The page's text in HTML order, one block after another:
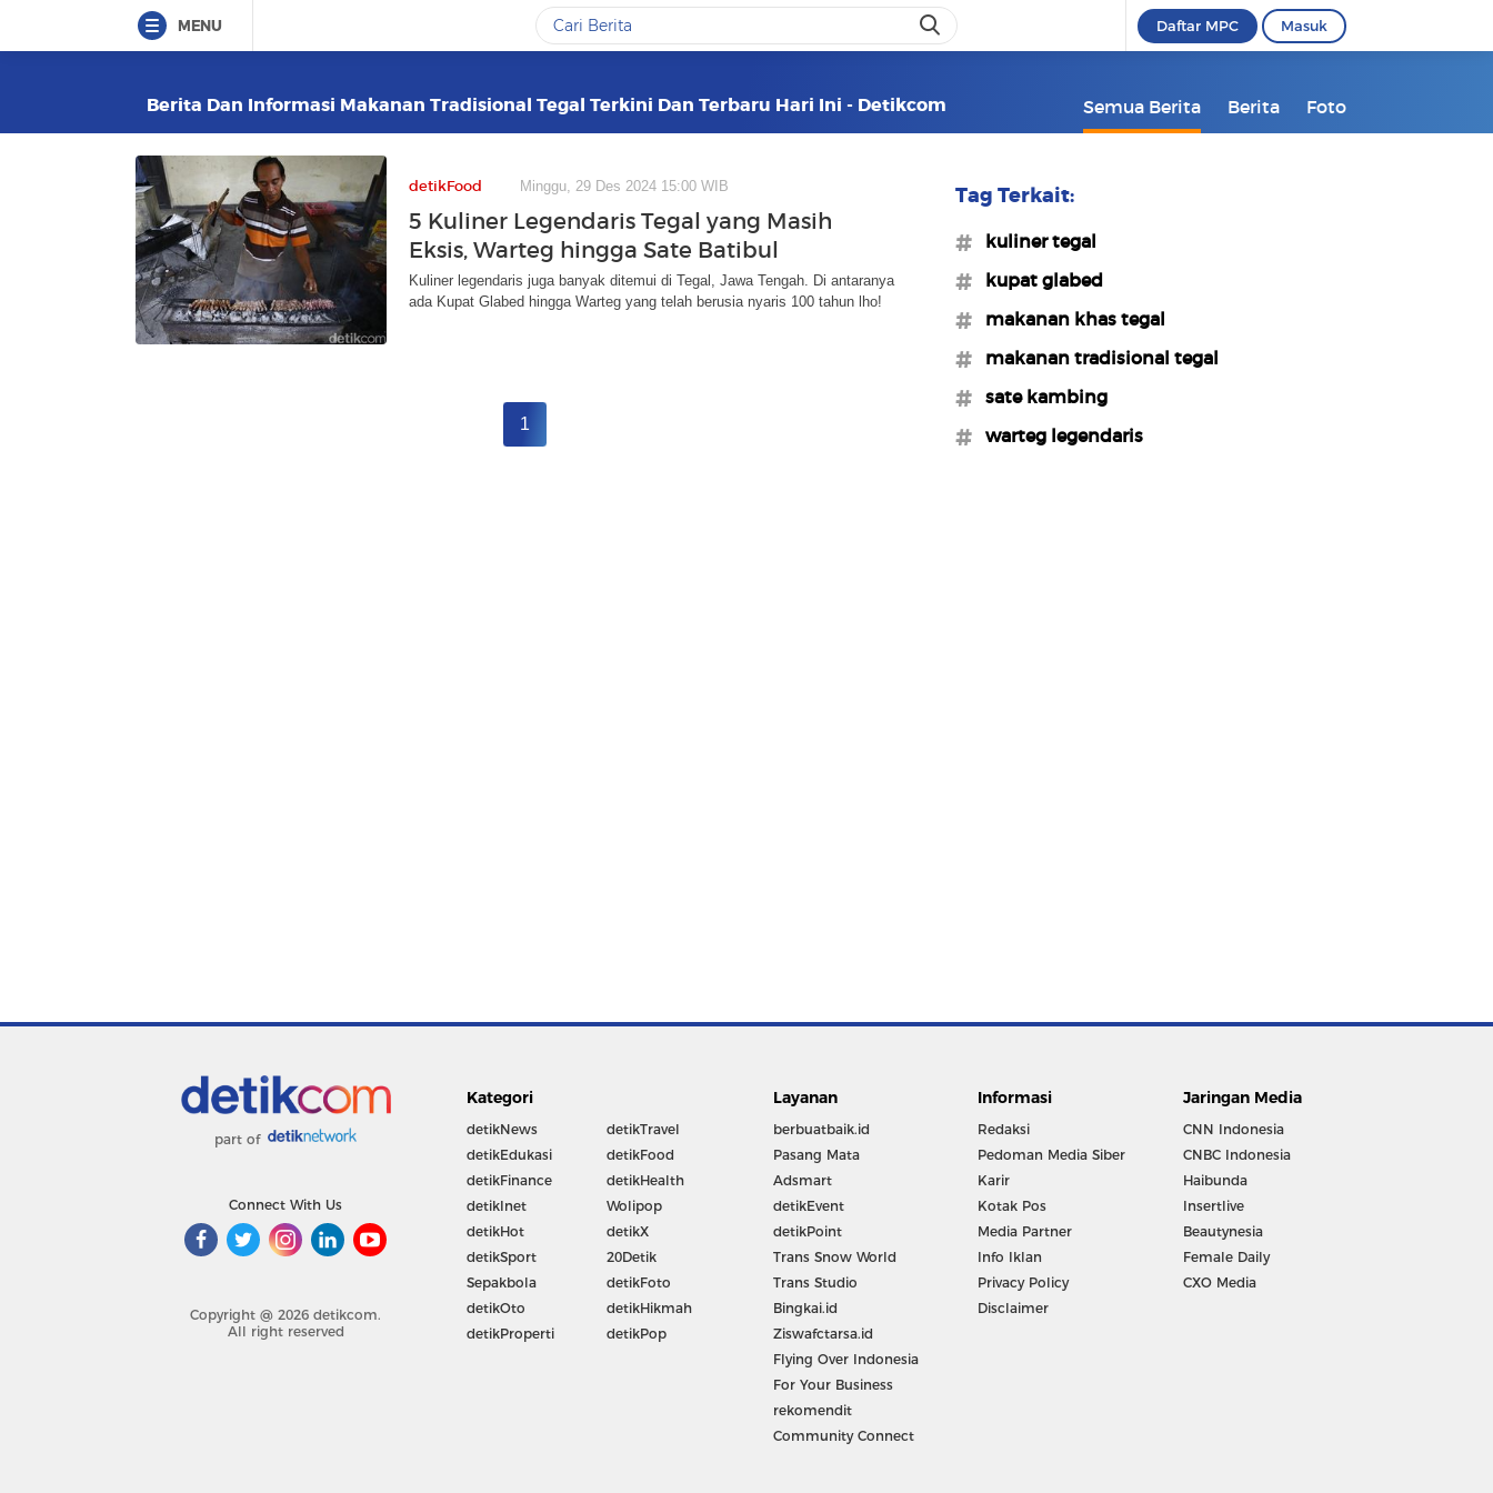
MENU Daftar MPC Masuk
Berita Dan Informasi Makanan Tradisional Tegal Terkini Dan Terbaru Hari Ini - Detikcom Semua Berita Berita Foto
detikFood Minggu, 29 Des 2024 15:00 WIB
5 Kuliner Legendaris Tegal yang Masih
Eksis, Warteg hingga Sate Batibul
Kuliner legendaris juga banyak ditemui di Tegal, Jawa Tengah. Di antaranya
ada Kupat Glabed hingga Warteg yang telah berusia nyaris 100 tahun lho!
1
Tag Terkait:
#kuliner tegal
#kupat glabed
#makanan khas tegal
#makanan tradisional tegal
#sate kambing
#warteg legendaris
part of
Connect With Us
Copyright @ 2026 detikcom.
All right reserved
Kategori
detikNews
detikEdukasi
detikFinance
detikInet
detikHot
detikSport
Sepakbola
detikOto
detikProperti
detikTravel
detikFood
detikHealth
Wolipop
detikX
20Detik
detikFoto
detikHikmah
detikPop
Layanan
berbuatbaik.id
Pasang Mata
Adsmart
detikEvent
detikPoint
Trans Snow World
Trans Studio
Bingkai.id
Ziswafctarsa.id
Flying Over Indonesia
For Your Business
rekomendit
Community Connect
Informasi
Redaksi
Pedoman Media Siber
Karir
Kotak Pos
Media Partner
Info Iklan
Privacy Policy
Disclaimer
Jaringan Media
CNN Indonesia
CNBC Indonesia
Haibunda
Insertlive
Beautynesia
Female Daily
CXO Media